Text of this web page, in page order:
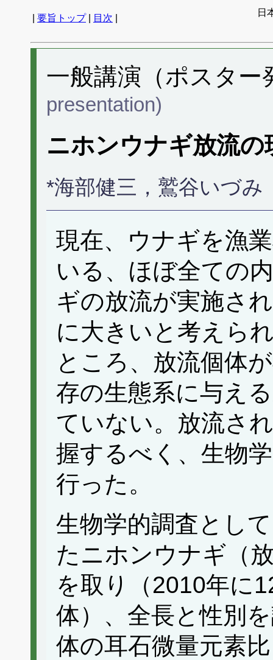
要旨トップ| 目次
日
一般講演（ポスタ
presentation)
ニホンウナギ放流の
*海部健三，鷲谷いづみ
現在、ウナギを漁
いる、ほぼ全ての
ギの放流が実施さ
に大きいと考えら
ところ、放流個体
存の生態系に与え
ていない。放流さ
握するべく、生物
行った。
生物学的調査とし
たニホンウナギ（
を取り（2010年に
体）、全長と性別
体の耳石微量元素